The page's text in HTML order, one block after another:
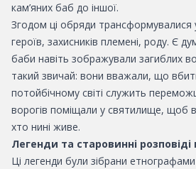
кам’яних баб до іншої.
Згодом ці обряди трансформувалися
героїв, захисників племені, роду. Є
баби навіть зображували загиблих
такий звичай: вони вважали, що
потойбічному світі служить
ворогів поміщали у святилище, щоб
хто нині живе.
Легенди та старовинні розповіді
Ці легенди були зібрани етнографами